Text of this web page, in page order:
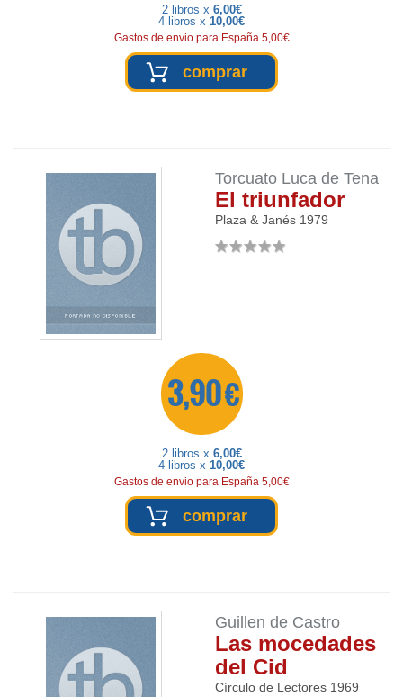
2 libros x 6,00€
4 libros x 10,00€
Gastos de envio para España 5,00€
comprar
Torcuato Luca de Tena
El triunfador
Plaza & Janés 1979
3,90 €
2 libros x 6,00€
4 libros x 10,00€
Gastos de envio para España 5,00€
comprar
Guillen de Castro
Las mocedades
del Cid
Círculo de Lectores 1969